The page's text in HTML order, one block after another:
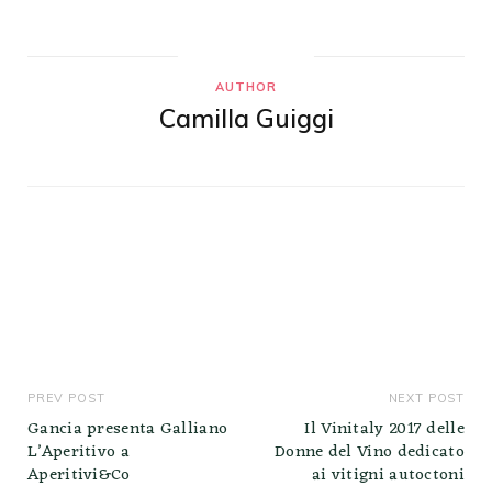
AUTHOR
Camilla Guiggi
PREV POST
Gancia presenta Galliano
L’Aperitivo a
Aperitivi&Co
NEXT POST
Il Vinitaly 2017 delle
Donne del Vino dedicato
ai vitigni autoctoni